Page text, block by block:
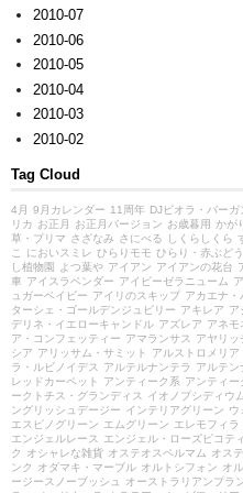
2010-07
2010-06
2010-05
2010-04
2010-03
2010-02
Tag Cloud
4月 9月カレンダー 11周年 DJビオラ・バーガ
リカ お正月 お正月バージョン お歳暮用 かが
草・プリマ さざなみ さにべる しくらしくら
こ
においスミレ ひらりモモ ひらり・赤ぶどう
し植物園
よつ葉や アイアン アイアンの花台
車 アイスラベンダー アイビーゼラニューム
ュガーベイビー アイリのスキップ アカエナ・
ターシェ・ゴールデンジュビリー アキレア ア
デリネ・イエローキャンドル アズレア アネモ
ア・コンフェッティー アマランサス アヤリッ
シア アリッサム・サミット アルストロメリア
ラ・ルビノイデス
アルテルナンテラ アルテン
レッドカーペット
アンティーク系 アンティー
ークトチス・グランディス
イオノプシディウ
ングリッシュデージー インテリアグリーン ウ
エスピノグリーン エムグリーン エレモフィラ
エンジェルレース
エンジェル・ローズピコテ
ク
オシャレな雑貨 オステオスペルマム オス
ンク
オダマキ・マーブル オルトシフォン オ
ージースノーブッシュ
オーストラリアンプラ